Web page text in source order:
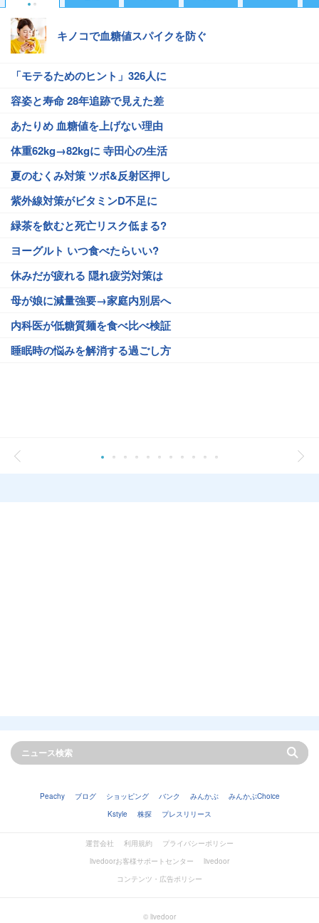
キノコで血糖値スパイクを防ぐ
「モテるためのヒント」326人に
容姿と寿命 28年追跡で見えた差
あたりめ 血糖値を上げない理由
体重62kg→82kgに 寺田心の生活
夏のむくみ対策 ツボ&反射区押し
紫外線対策がビタミンD不足に
緑茶を飲むと死亡リスク低まる?
ヨーグルト いつ食べたらいい?
休みだが疲れる 隠れ疲労対策は
母が娘に減量強要→家庭内別居へ
内科医が低糖質麺を食べ比べ検証
睡眠時の悩みを解消する過ごし方
Peachy ブログ ショッピング バンク みんかぶ
みんかぶChoice
Kstyle
株探 プレスリリース
運営会社 利用規約
プライバシーポリシー
livedoorお客様サポートセンター
livedoor
コンテンツ・広告ポリシー
© livedoor